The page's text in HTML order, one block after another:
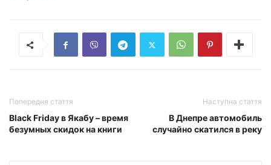
Попередня стаття
Black Friday в Якабу – время
безумных скидок на книги
Наступна стаття
В Днепре автомобиль
случайно скатился в реку